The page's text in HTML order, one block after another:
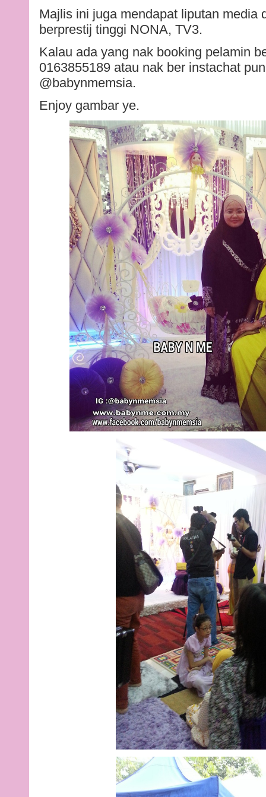
Majlis ini juga mendapat liputan media
berprestij tinggi NONA, TV3.
Kalau ada yang nak booking pelamin
0163855189 atau nak ber instachat
@babynmemsia.
Enjoy gambar ye.